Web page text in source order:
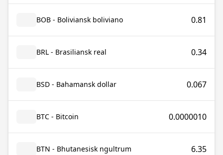
BOB - Boliviansk boliviano 0.81
BRL - Brasiliansk real 0.34
BSD - Bahamansk dollar 0.067
BTC - Bitcoin 0.0000010
BTN - Bhutanesisk ngultrum 6.35